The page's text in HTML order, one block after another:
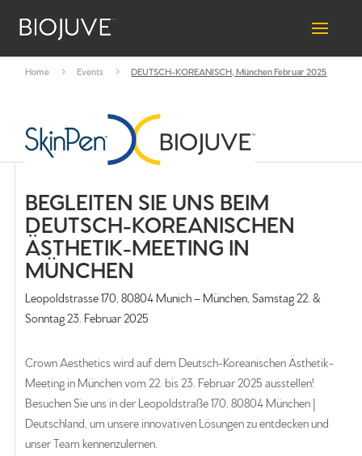
Home 5 Events 5 DEUTSCH-KOREANISCH, München Februar 2025
BEGLEITEN SIE UNS BEIM
DEUTSCH-KOREANISCHEN
ÄSTHETIK-MEETING IN
MÜNCHEN
Leopoldstrasse 170, 80804 Munich – München, Samstag 22. &
Sonntag 23. Februar 2025
Crown Aesthetics wird auf dem Deutsch-Koreanischen Ästhetik-
Meeting in München vom 22. bis 23. Februar 2025 ausstellen!
Besuchen Sie uns in der Leopoldstraße 170, 80804 München |
Deutschland, um unsere innovativen Lösungen zu entdecken und
unser Team kennenzulernen.